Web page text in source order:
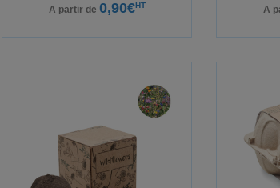
A partir de 0,90€HT A